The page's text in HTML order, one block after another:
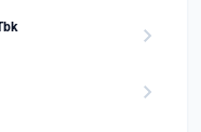
chevron_right
chevron_right